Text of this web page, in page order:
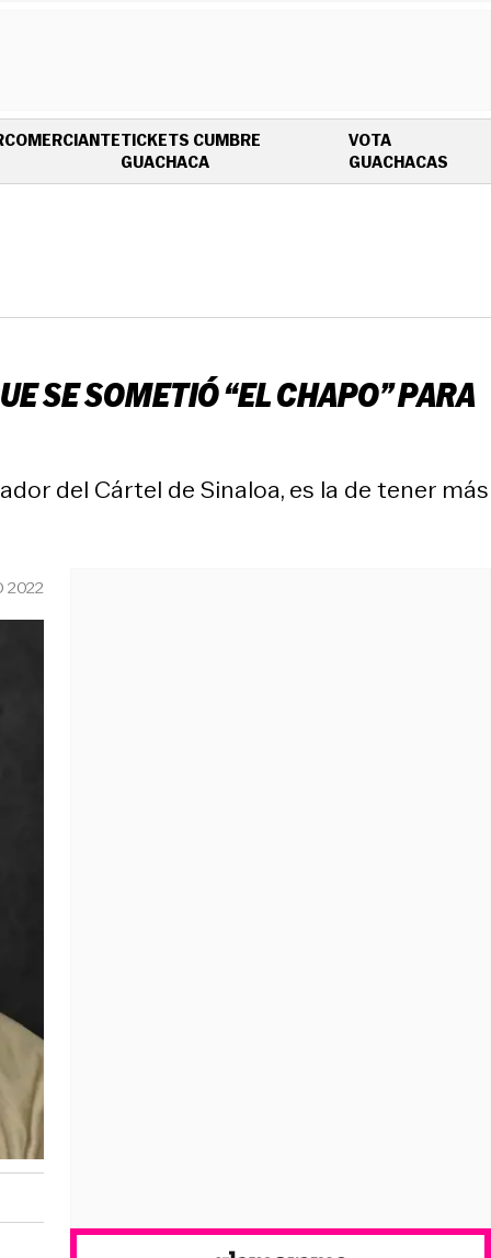
COMERCIANTETICKETS CUMBRE
GUACHACAOPENS IN NEW WINDOW
VOTA
GUACHACAS
SE SOMETIÓ “EL CHAPO” PARA
del Cártel de Sinaloa, es la de tener más
2022